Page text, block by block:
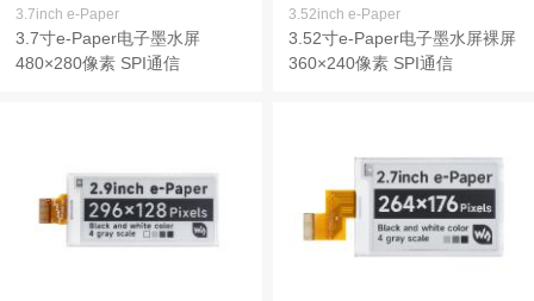
3.7inch e-Paper
3.7寸e-Paper电子墨水屏
480×280像素 SPI通信
3.52inch e-Paper
3.52寸e-Paper电子墨水屏裸屏
360×240像素 SPI通信